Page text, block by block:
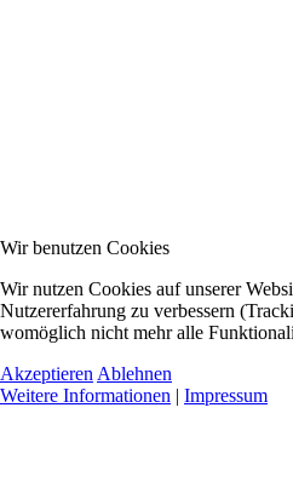
Wir benutzen Cookies
Wir nutzen Cookies auf unserer
Nutzererfahrung zu verbessern
womöglich nicht mehr alle
Akzeptieren Ablehnen
Weitere Informationen | Impressum